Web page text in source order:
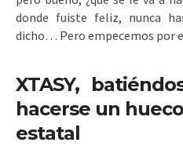
donde fuiste feliz, nunca
dicho… Pero empecemos por
XTASY,
hacerse un
estatal